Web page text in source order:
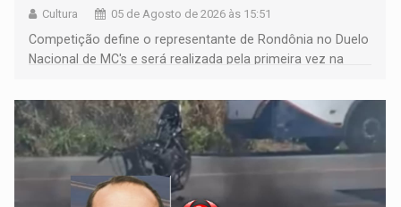
Cultura 05 de Agosto de 2026 às 15:51
Competição define o representante de Rondônia no Duelo
Nacional de MC's e será realizada pela primeira vez na